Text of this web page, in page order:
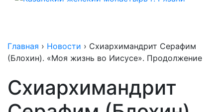
Главная › Новости › Схиархимандрит Серафим
(Блохин). «Моя жизнь во Иисусе». Продолжение
Схиархимандрит